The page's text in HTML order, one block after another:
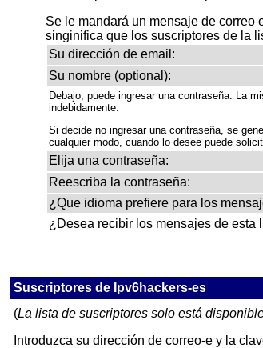
Se le mandará un mensaje de
singinifica que los suscriptores de la
Su dirección de email:
Su nombre (optional):
Debajo, puede ingresar una contraseña. La
indebidamente.
Si decide no ingresar una contraseña, se
cualquier modo, cuando lo desee puede
Elija una contraseña:
Reescriba la contraseña:
¿Que idioma prefiere para los
¿Desea recibir los mensajes de esta
Suscriptores de Ipv6hackers-es
(La lista de suscriptores solo está
Introduzca su dirección de correo-e y la